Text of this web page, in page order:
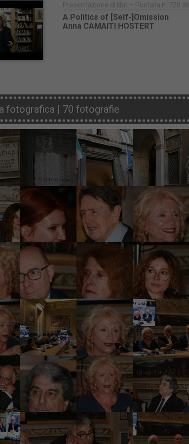
Presentazione di libri – Puntata n. 720
A Politics of [Self-]Omission
Anna CAMAITI HOSTERT
fotografica | 70 fotografie